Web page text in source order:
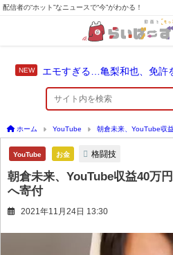
配信者の“ホット”なニュースで“今”がわかる！
ホーム YouTube 朝倉未来、YouTube収
YouTube お金 格闘技
朝倉未来、YouTube収益40万
へ寄付
2021年11月24日 13:30